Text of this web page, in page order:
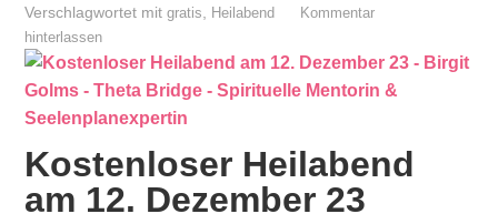
Verschlagwortet mitgratis Heilabend
Kommentar
hinterlassen
Kostenloser Heilabend
am 12. Dezember 23